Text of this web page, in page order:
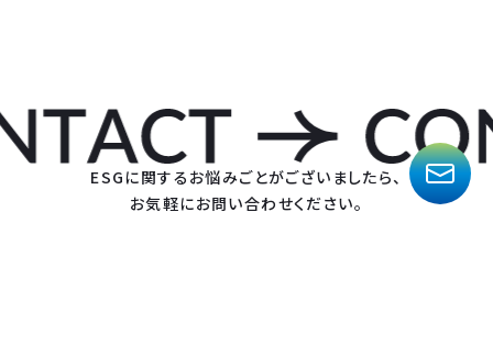
ESGに関するお悩みごとがございましたら、
お気軽にお問い合わせください。